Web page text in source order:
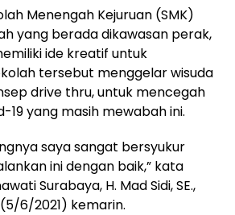
Menengah Kejuruan (SMK)
yang berada dikawasan perak,
ide kreatif untuk
tersebut menggelar wisuda
drive thru, untuk mencegah
19 yang masih mewabah ini.
saya sangat bersyukur
ini dengan baik,” kata
Surabaya, H. Mad Sidi, SE.,
(5/6/2021) kemarin.